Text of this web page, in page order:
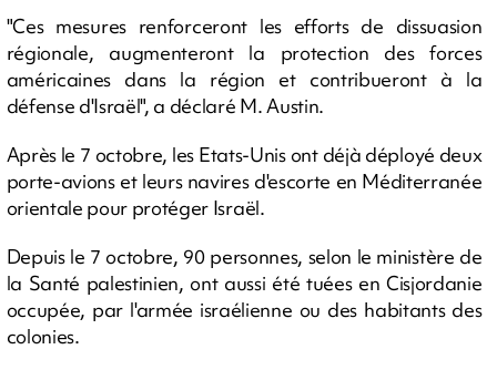
"Ces mesures renforceront les efforts de dissuasion
régionale, augmenteront la protection des forces
américaines dans la région et contribueront à la
défense d'Israël", a déclaré M. Austin.
Après le 7 octobre, les Etats-Unis ont déjà déployé deux
porte-avions et leurs navires d'escorte en Méditerranée
orientale pour protéger Israël.
Depuis le 7 octobre, 90 personnes, selon le ministère de
la Santé palestinien, ont aussi été tuées en Cisjordanie
occupée, par l'armée israélienne ou des habitants des
colonies.